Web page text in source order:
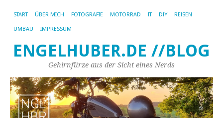
START ÜBER MICH FOTOGRAFIE MOTORRAD IT DIY REISEN
UMBAU IMPRESSUM
ENGELHUBER.DE //BLOG
Gehirnfürze aus der Sicht eines Nerds